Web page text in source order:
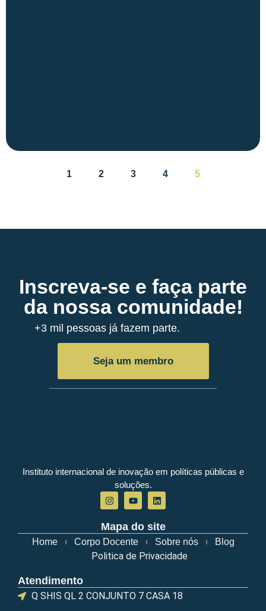
1 2 3 4 5
Inscreva-se e faça parte
da nossa comunidade!
+3 mil pessoas já fazem parte.
Seja um membro
Instituto internacional de inovação em políticas públicas e
soluções.
Mapa do site
Home Corpo Docente Sobre nós Blog
Politica de Privacidade
Atendimento
Q SHIS QL 2 CONJUNTO 7 CASA 18